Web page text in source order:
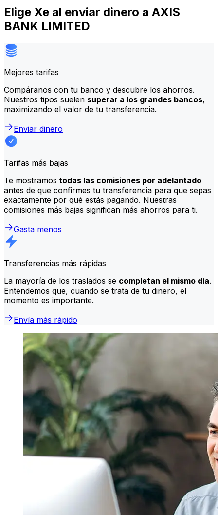
Elige Xe al enviar dinero a AXIS
BANK LIMITED
Mejores tarifas
Compáranos con tu banco y descubre los ahorros.
Nuestros tipos suelen superar a los grandes bancos,
maximizando el valor de tu transferencia.
Enviar dinero
Tarifas más bajas
Te mostramos todas las comisiones por adelantado
antes de que confirmes tu transferencia para que sepas
exactamente por qué estás pagando. Nuestras
comisiones más bajas significan más ahorros para ti.
Gasta menos
Transferencias más rápidas
La mayoría de los traslados se completan el mismo día.
Entendemos que, cuando se trata de tu dinero, el
momento es importante.
Envía más rápido